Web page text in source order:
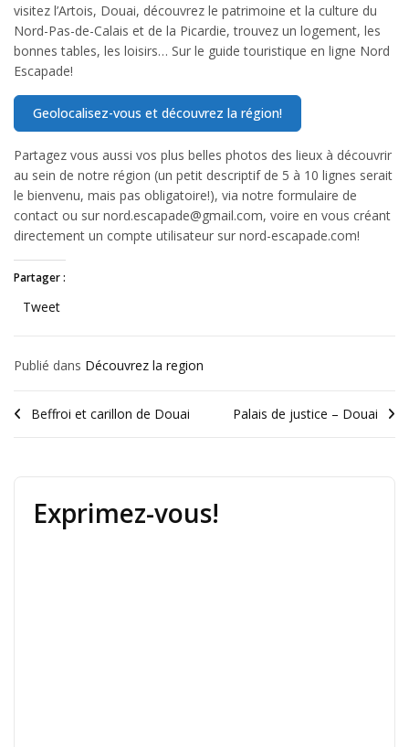
visitez l’Artois, Douai, découvrez le patrimoine et la culture du
Nord-Pas-de-Calais et de la Picardie, trouvez un logement, les
bonnes tables, les loisirs… Sur le guide touristique en ligne Nord
Escapade!
Partagez vous aussi vos plus belles photos des lieux à découvrir
au sein de notre région (un petit descriptif de 5 à 10 lignes serait
le bienvenu, mais pas obligatoire!), via notre formulaire de
contact ou sur nord.escapade@gmail.com, voire en vous créant
directement un compte utilisateur sur nord-escapade.com!
Partager :
Tweet
Publié dans Découvrez la region
Beffroi et carillon de Douai Palais de justice – Douai
Exprimez-vous!